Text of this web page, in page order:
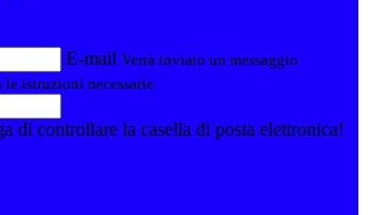
E-mail Verrà inviato un messaggio
istruzioni necessarie.
di controllare la casella di posta elettronica!